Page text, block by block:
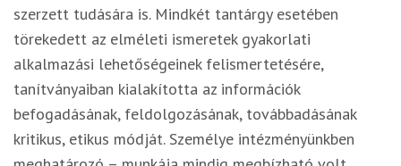
szerzett tudására is. Mindkét tantárgy esetében
törekedett az elméleti ismeretek gyakorlati
alkalmazási lehetőségeinek felismertetésére,
tanítványaiban kialakította az információk
befogadásának, feldolgozásának, továbbadásának
kritikus, etikus módját. Személye intézményünkben